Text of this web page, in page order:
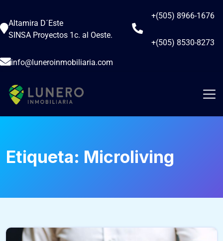
Altamira D´Este
SINSA Proyectos 1c. al Oeste.
+(505) 8966-1676
+(505) 8530-8273
info@luneroinmobiliaria.com
Etiqueta: Microliving